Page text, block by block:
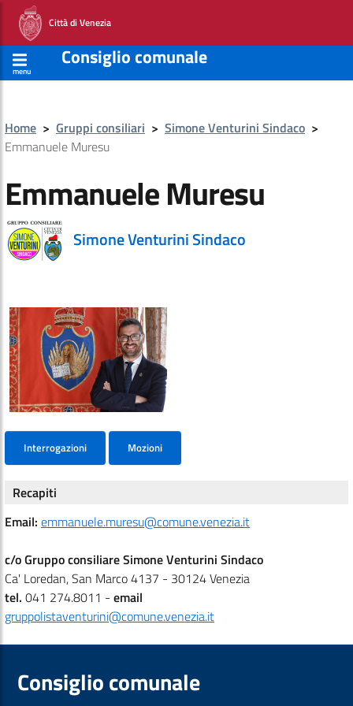
Città di Venezia
menu
Consiglio comunale
Home > Gruppi consiliari > Simone Venturini Sindaco >
Emmanuele Muresu
Emmanuele Muresu
Simone Venturini Sindaco
Interrogazioni Mozioni
Recapiti
Email: emmanuele.muresu@comune.venezia.it
c/o Gruppo consiliare Simone Venturini Sindaco
Ca' Loredan, San Marco 4137 - 30124 Venezia
tel. 041 274.8011 - email
gruppolistaventurini@comune.venezia.it
Consiglio comunale